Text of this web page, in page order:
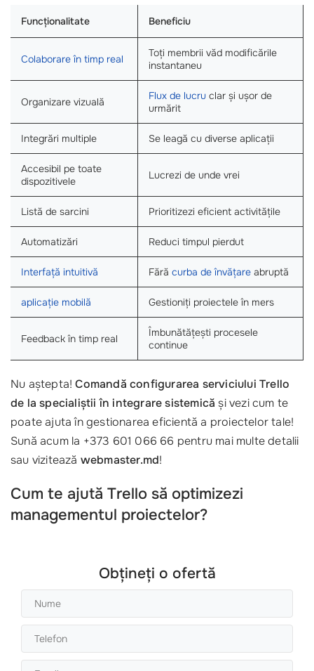
Funcționalitate Beneficiu
Colaborare în timp real
Toți membrii văd modificările
instantaneu
Organizare vizuală Flux de lucru clar și ușor de
urmărit
Integrări multiple Se leagă cu diverse aplicații
Accesibil pe toate
dispozitivele
Lucrezi de unde vrei
Listă de sarcini Prioritizezi eficient activitățile
Automatizări Reduci timpul pierdut
Interfață intuitivă Fără curba de învățare abruptă
aplicație mobilă Gestioniți proiectele în mers
Feedback în timp real
Îmbunătățești procesele
continue
Nu aștepta!Comandă configurarea serviciului Trello
de la specialiștii în integrare sistemică și vezi cum te
poate ajuta în gestionarea eficientă a proiectelor tale!
Sună acum la +373 601 066 66 pentru mai multe detalii
sau vizitează webmaster.md!
Cum te ajută Trello să optimizezi
managementul proiectelor?
Obțineți o ofertă